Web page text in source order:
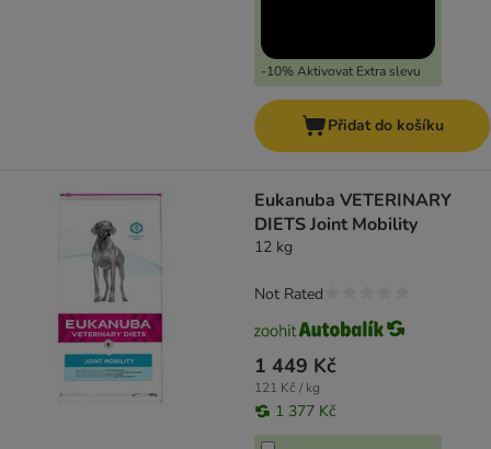
-10% Aktivovat Extra slevu
Přidat do košíku
Eukanuba VETERINARY
DIETS Joint Mobility
12 kg
1 449 Kč
121 Kč / kg
1 377 Kč
Not Rated